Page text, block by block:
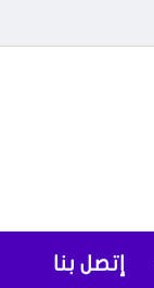
إتصل بنا